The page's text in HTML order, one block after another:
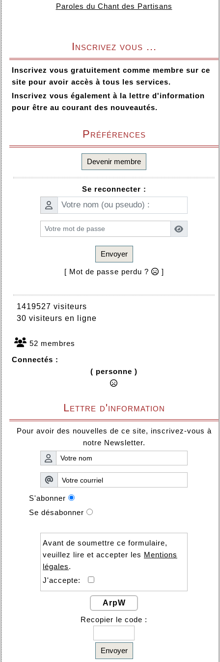
Paroles du Chant des Partisans
Inscrivez vous ...
Inscrivez vous gratuitement comme membre sur ce
site pour avoir accès à tous les services.
Inscrivez vous également à la lettre d'information
pour être au courant des nouveautés.
Préférences
Devenir membre
Se reconnecter :
Envoyer
[ Mot de passe perdu ? ]
1419527 visiteurs
30 visiteurs en ligne
52 membres
Connectés :
( personne )
Lettre d'information
Pour avoir des nouvelles de ce site, inscrivez-vous à
notre Newsletter.
S'abonner
Se désabonner
Avant de soumettre ce formulaire,
veuillez lire et accepter les Mentions
légales.
J'accepte:
ArpW
Recopier le code :
Envoyer